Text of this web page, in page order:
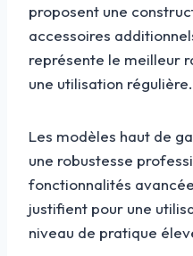
proposent une
accessoires
représente le meilleur
une utilisation régulière.
Les modèles haut de
une robustesse
fonctionnalités
justifient pour une
niveau de pratique